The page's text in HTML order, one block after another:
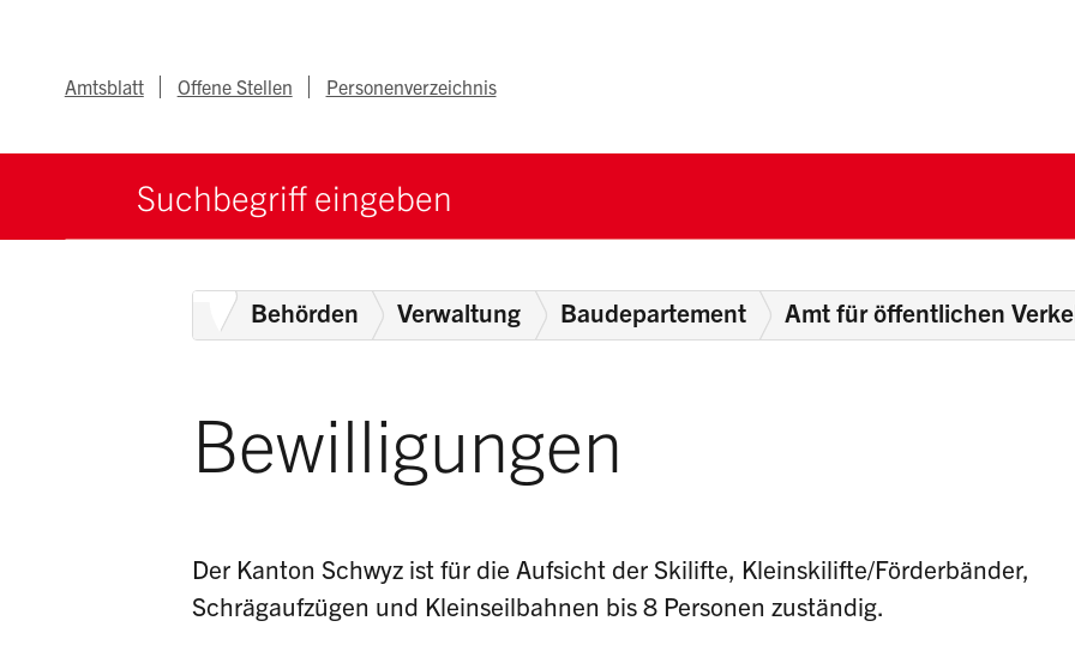
Metanav
Amtsblatt Offene Stellen Personenverzeichnis
Suchbegriff
HomeBehörden Verwaltung Baudepartement Amt für öffentlichen
Bewilligungen
Der Kanton Schwyz ist für die Aufsicht der Skilifte, Kleinskilifte/Förderbänder,
Schrägaufzügen und Kleinseilbahnen bis 8 Personen zuständig.